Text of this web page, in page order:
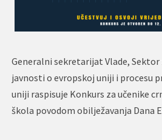
Generalni sekretarijat Vlade,
javnosti o evropskoj uniji i procesu
uniji raspisuje Konkurs za učenike
škola povodom obilježavanja Dana